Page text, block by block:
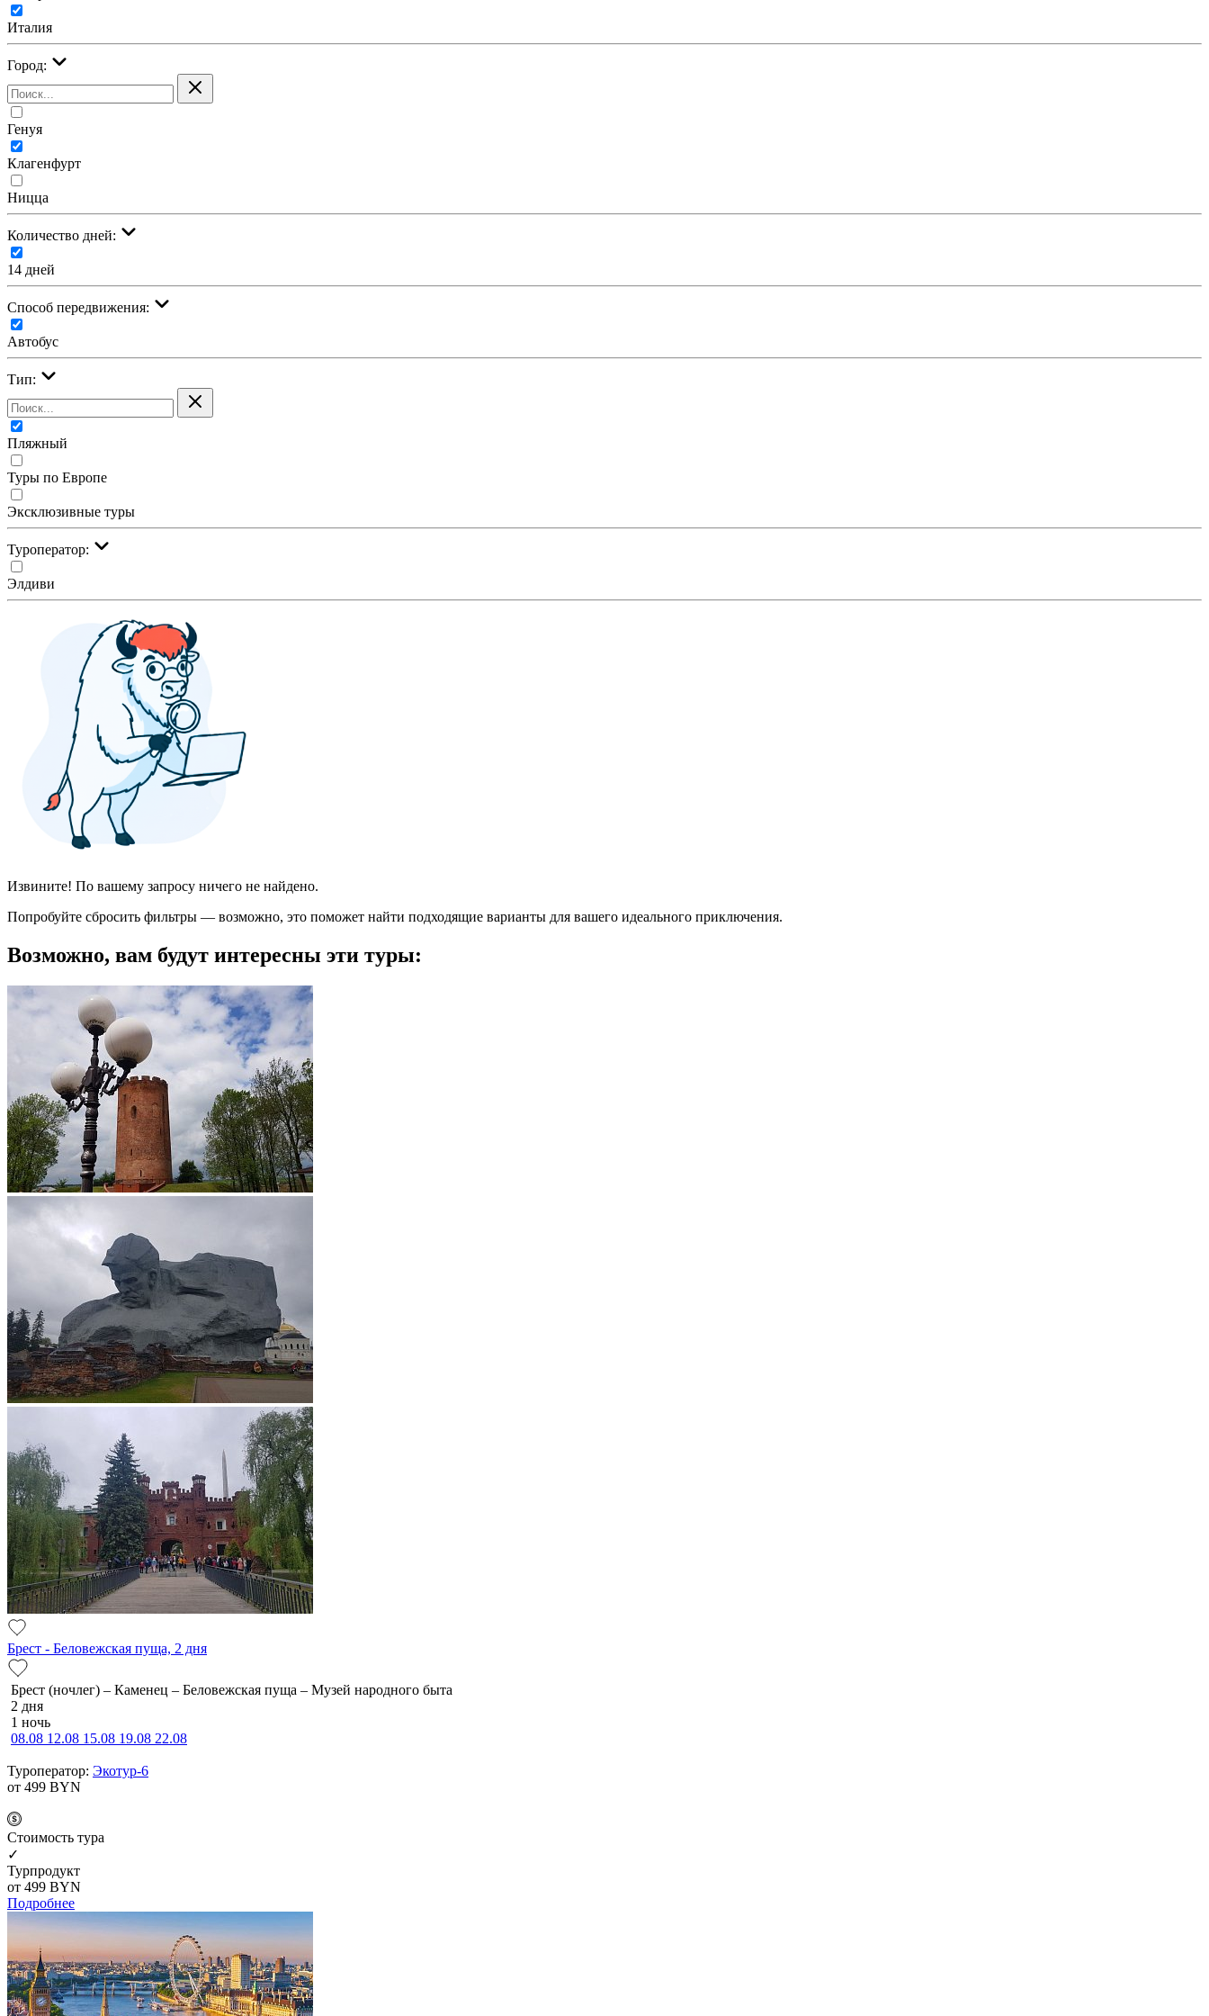
Италия
Город:
Генуя
Клагенфурт
Ницца
Количество дней:
14 дней
Cпособ передвижения:
Автобус
Тип:
Пляжный
Туры по Европе
Эксклюзивные туры
Туроператор:
Элдиви
Извините! По вашему запросу ничего не найдено.
Попробуйте сбросить фильтры — возможно, это поможет найти подходящие варианты для вашего идеального приключения.
Возможно, вам будут интересны эти туры:
Брест - Беловежская пуща, 2 дня
Брест (ночлег) – Каменец – Беловежская пуща – Музей народного быта
2 дня
1 ночь
08.08 12.08 15.08 19.08 22.08
Туроператор: Экотур-6
от 499 BYN
Cтоимость тура
✓
Турпродукт
от 499 BYN
Подробнее